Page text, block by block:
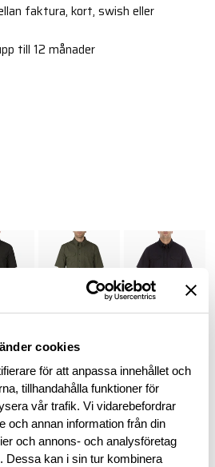
cookies
för att anpassa innehållet och
tillhandahålla funktioner för
vår trafik. Vi vidarebefordrar
och annan information från din
och annons- och analysföretag
Dessa kan i sin tur kombinera
faktura, kort, swish eller
till 12 månader